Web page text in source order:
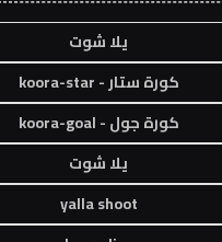
يلا شوت
كورة ستار - koora-star
كورة جول - koora-goal
يلا شوت
yalla shoot